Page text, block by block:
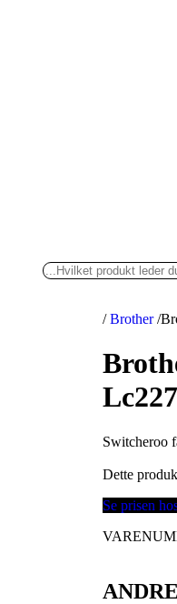
/ Brother /
Switcheroo
Dette
Se prisen